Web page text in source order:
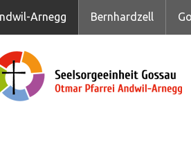
Arnegg Bernhardzell